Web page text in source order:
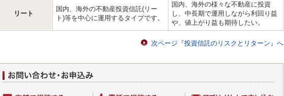
リート
国内、海外の不動産投資信託(リー
ト)等を中心に運用するタイプです。
国内、海外の様々な不動産に投資
し、中長期で運用しながら利回り益
や、値上がり益も期待したい。
次ページ『投資信託のリスクとリターン』へ